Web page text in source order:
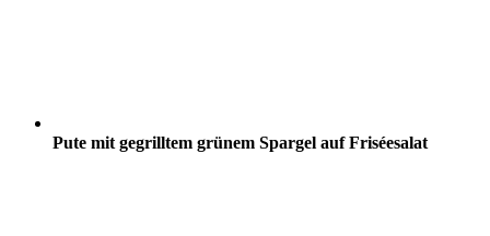
Pute mit gegrilltem grünem Spargel auf Friséesalat